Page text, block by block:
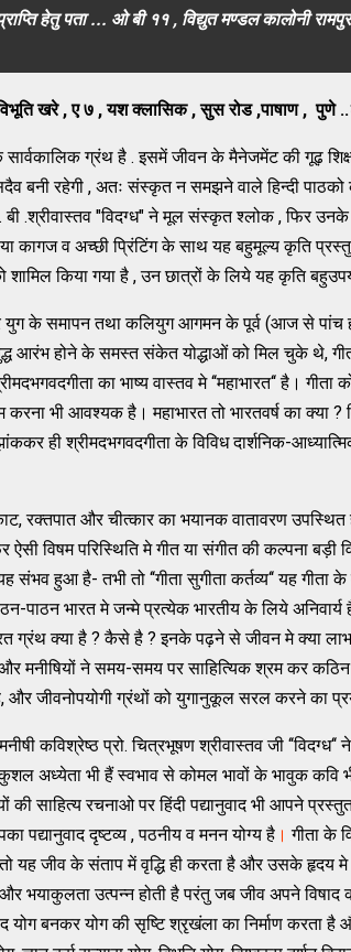
हेतु पता ... ओ बी ११ , विद्युत मण्डल कालोनी
खरे , ए ७ , यश क्लासिक , सुस रोड ,पाषाण , पुणे
सार्वकालिक ग्रंथ है . इसमें जीवन के मैनेजमेंट की गूढ़
बनी रहेगी , अतः संस्कृत न समझने वाले हिन्दी
बी .श्रीवास्तव "विदग्ध" ने मूल संस्कृत श्लोक , फिर उनके
कागज व अच्छी प्रिंटिंग के साथ यह बहुमूल्य कृति
किया गया है , उन छात्रों के लिये यह कृति
युग के समापन तथा कलियुग आगमन के पूर्व (आज से पांच
आरंभ होने के समस्त संकेत योद्धाओं को मिल चुके थे,
का भाष्य वास्तव मे ‘‘महाभारत‘‘ है।
भी आवश्यक है। महाभारत तो भारतवर्ष का क्या ?
ही श्रीमदभगवदगीता के विविध दार्शनिक-
रक्तपात और चीत्कार का भयानक वातावरण
ऐसी विषम परिस्थिति मे गीत या संगीत की कल्पना
हुआ है- तभी तो ‘‘गीता सुगीता कर्तव्य‘‘ यह
पाठन भारत मे जन्मे प्रत्येक भारतीय के लिये
ग्रंथ क्या है ? कैसे है ? इनके पढ़ने से जीवन मे क्या
और मनीषियों ने समय-समय पर साहित्यिक श्रम कर
और जीवनोपयोगी ग्रंथों को युगानुकूल सरल करने का
कविश्रेष्ठ प्रो. चित्रभूषण श्रीवास्तव जी
अध्येता भी हैं स्वभाव से कोमल भावों के भावुक कवि
की साहित्य रचनाओ पर हिंदी पद्यानुवाद भी आपने
पद्यानुवाद दृष्टव्य , पठनीय व मनन योग्य है । गीता के
तो यह जीव के संताप में वृद्धि ही करता है और उसके हृदय
भयाकुलता उत्पन्न होती है परंतु जब जीव अपने विषाद
योग बनकर योग की सृष्टि श्रृखंला का निर्माण करता है